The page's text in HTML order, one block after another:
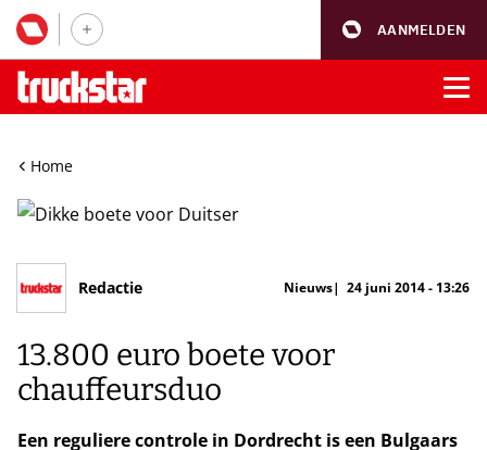
AANMELDEN
Home
Redactie Nieuws 24 juni 2014 - 13:26
13.800 euro boete voor
chauffeursduo
Een reguliere controle in Dordrecht is een Bulgaars